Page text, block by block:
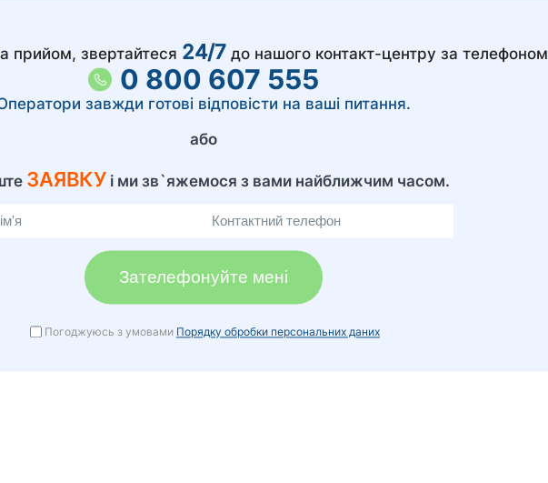
прийом, звертайтеся 24/7 до нашого контакт-центру за телефоном
0 800 607 555
завжди готові відповісти на ваші питання.
або
ЗАЯВКУ і ми зв`яжемося з вами найближчим часом.
Зателефонуйте мені
Погоджуюсь з умовами Порядку обробки персональних даних